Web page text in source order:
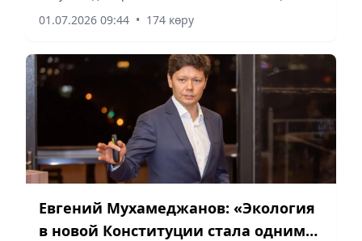
01.07.2026 09:44 • 174 көру
Евгений Мухамеджанов: «Экология
в новой Конституции стала одним